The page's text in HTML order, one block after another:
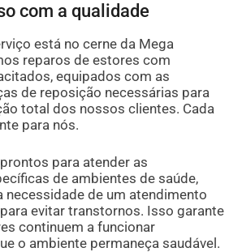
com a qualidade
está no cerne da Mega
reparos de estores com
equipados com as
de reposição necessárias para
total dos nossos clientes. Cada
para nós.
para atender as
de ambientes de saúde,
necessidade de um atendimento
evitar transtornos. Isso garante
continuem a funcionar
o ambiente permaneça saudável.